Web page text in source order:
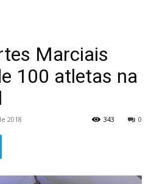
Marciais
100 atletas na
2018 0
343